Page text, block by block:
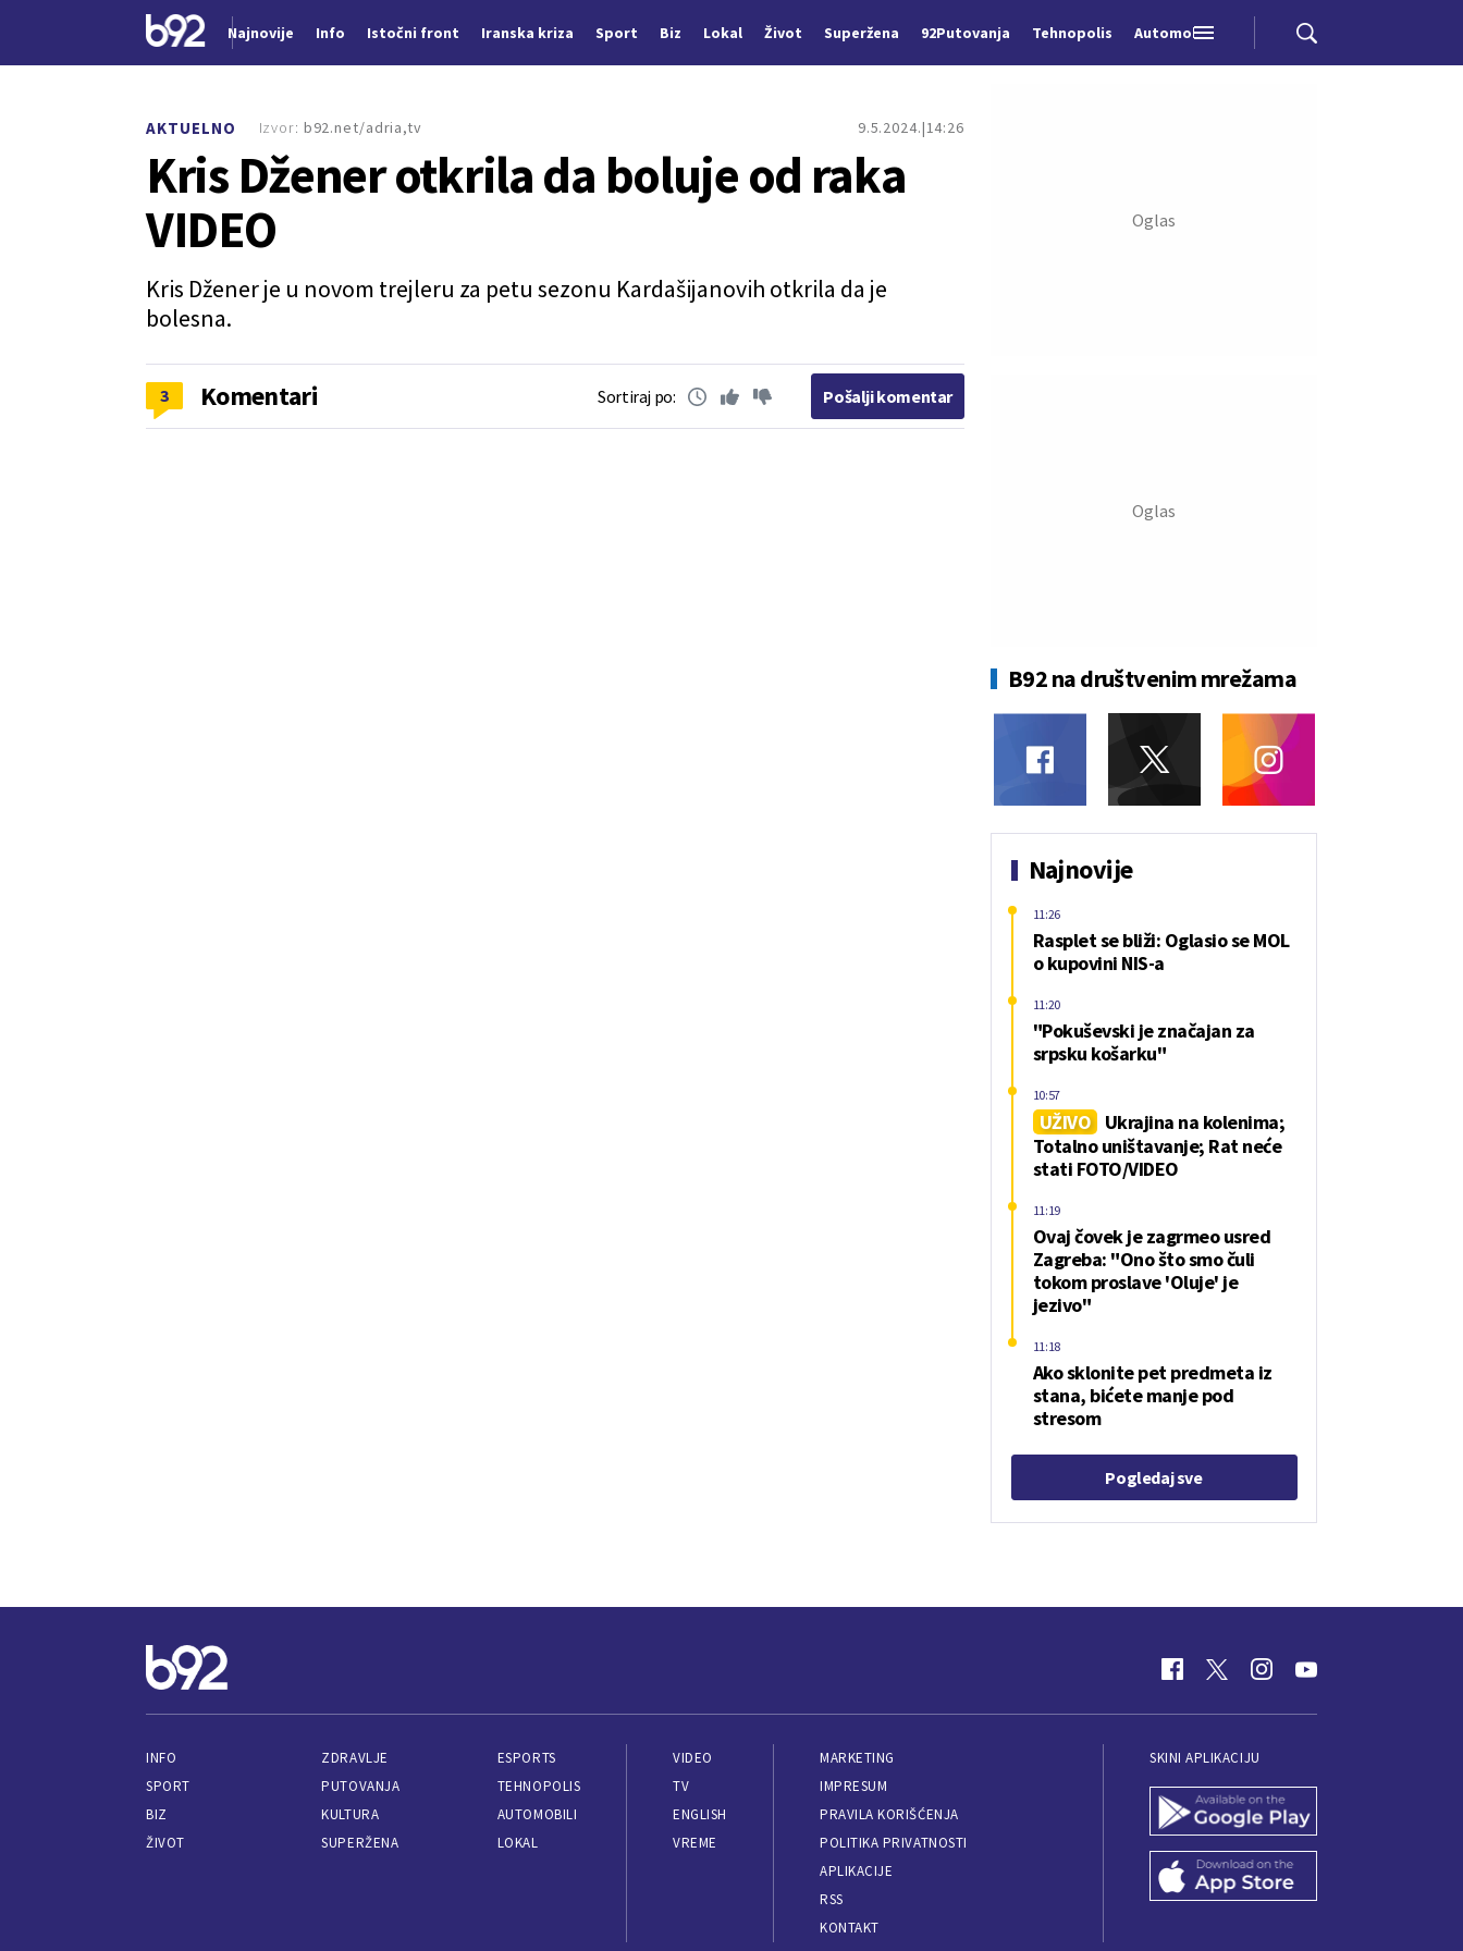
Najnovije Info Istočni front Iranska kriza Sport Biz Lokal Život Superžena 92Putovanja Tehnopolis Automobili
AKTUELNO 9.5.2024. 14:26
Kris Džener otkrila da boluje od raka
VIDEO
Kris Džener je u novom trejleru za petu sezonu Kardašijanovih otkrila da je
bolesna.
Izvor: b92.net/adria,tv
3 Komentari Sortiraj po: Pošalji komentar
B92 na društvenim mrežama
Najnovije
Rasplet se bliži: Oglasio se MOL
o kupovini NIS-a
11:26
"Pokuševski je značajan za
srpsku košarku"
11:20
UŽIVO
Ukrajina na kolenima;
Totalno uništavanje; Rat neće
stati FOTO/VIDEO
10:57
Ovaj čovek je zagrmeo usred
Zagreba: "Ono što smo čuli
tokom proslave 'Oluje' je
jezivo"
11:19
Ako sklonite pet predmeta iz
stana, bićete manje pod
stresom
11:18
Pogledaj sve
INFO
SPORT
BIZ
ŽIVOT
ZDRAVLJE
PUTOVANJA
KULTURA
SUPERŽENA
ESPORTS
TEHNOPOLIS
AUTOMOBILI
LOKAL
VIDEO
TV
ENGLISH
VREME
MARKETING
IMPRESUM
PRAVILA KORIŠĆENJA
POLITIKA PRIVATNOSTI
APLIKACIJE
RSS
KONTAKT
SKINI APLIKACIJU